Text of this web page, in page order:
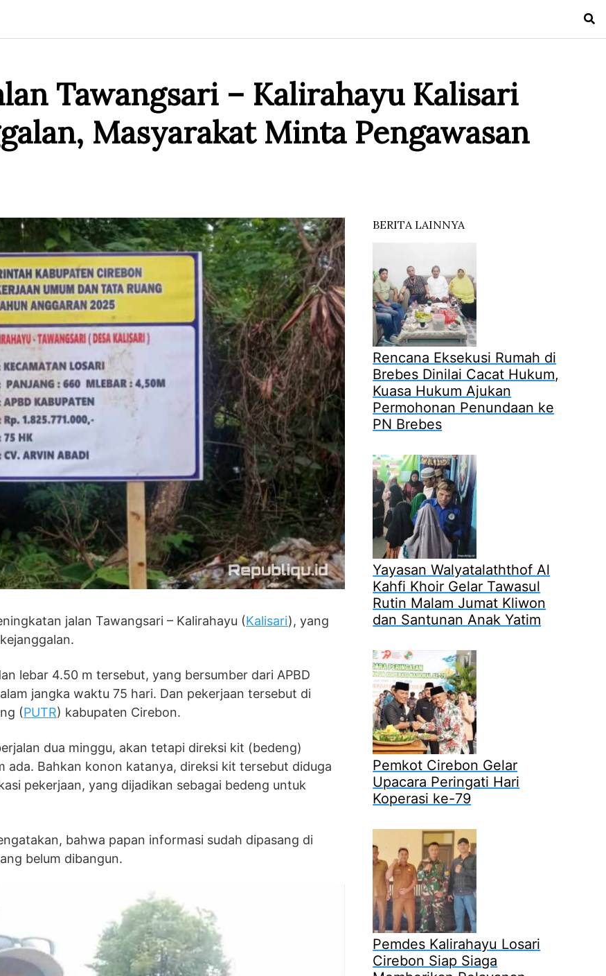
Tawangsari – Kalirahayu Kalisari
Masyarakat Minta Pengawasan
jalan Tawangsari – Kalirahayu (Kalisari), yang
lebar 4.50 m tersebut, yang bersumber dari APBD
jangka waktu 75 hari. Dan pekerjaan tersebut di
(PUTR) kabupaten Cirebon.
dua minggu, akan tetapi direksi kit (bedeng)
Bahkan konon katanya, direksi kit tersebut diduga
pekerjaan, yang dijadikan sebagai bedeng untuk
bahwa papan informasi sudah dipasang di
belum dibangun.
BERITA LAINNYA
Rencana Eksekusi Rumah di
Brebes Dinilai Cacat Hukum,
Kuasa Hukum Ajukan
Permohonan Penundaan ke
PN Brebes
Yayasan Walyatalaththof Al
Kahfi Khoir Gelar Tawasul
Rutin Malam Jumat Kliwon
dan Santunan Anak Yatim
Pemkot Cirebon Gelar
Upacara Peringati Hari
Koperasi ke-79
Pemdes Kalirahayu Losari
Cirebon Siap Siaga